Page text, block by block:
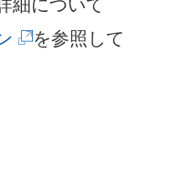
(
を参照して